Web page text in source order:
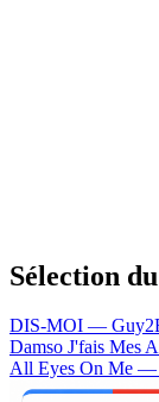
Sélection
DIS-MOI —
Damso J'fais Mes
All Eyes On Me —